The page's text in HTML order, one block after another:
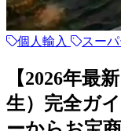
個人輸入 スー
【2026年最
生）完全ガ